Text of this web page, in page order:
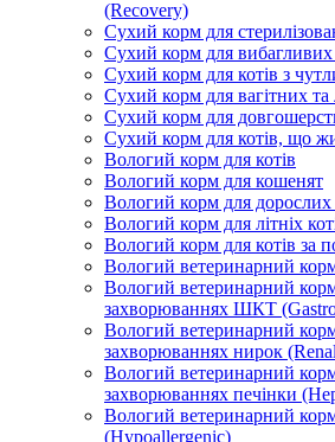
(Recovery)
Сухий корм для
Сухий корм для вибагливих
Сухий корм для котів з
Сухий корм для вагітних
Сухий корм для
Сухий корм для котів, що
Вологий корм для котів
Вологий корм для кошенят
Вологий корм для дорослих
Вологий корм для літніх
Вологий корм для котів за
Вологий ветеринарний корм
Вологий ветеринарний
захворюваннях ШКТ
Вологий ветеринарний
захворюваннях нирок
Вологий ветеринарний
захворюваннях печінки
Вологий ветеринарний корм
(Hypoallergenic)